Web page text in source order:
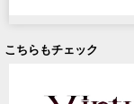
こちらもチェック